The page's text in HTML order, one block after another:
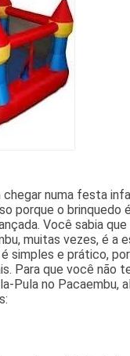
chegar numa festa
porque o brinquedo
Você sabia que
muitas vezes, é a
simples e prático,
Para que você não
Pula no Pacaembu,